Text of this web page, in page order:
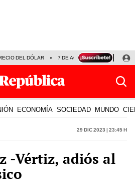
DEL DÓLAR 7 DE AGOSTO OLLANTA
ECONOMÍA SOCIEDAD MUNDO
29 Dic 2023 | 23:45 h
-Vértiz, adiós al